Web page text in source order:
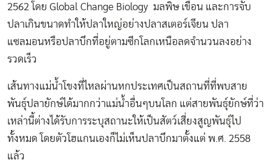
2562 โดย Global Change Biology มลพิษ เขื่อน และการจับ
ปลาเกินขนาดทำให้ปลาใหญ่อย่างปลาสเตอร์เจียน ปลา
แซลมอนหรือปลาบึกที่อยู่ตามซีกโลกเหนือลดจำนวนลงอย่าง
รวดเร็ว
เส้นทางแม่น้ำโขงที่ไหลผ่านหกประเทศเป็นสถานที่ที่พบสาย
พันธุ์ปลายักษ์ได้มากกว่าแม่น้ำอื่นๆบนโลก แต่สายพันธุ์ยักษ์ที่ว่า
เหล่านี้ต่างได้รับการระบุสถานะให้เป็นสัตว์เสี่ยงสูญพันธุ์ไป
ทั้งหมด โดยตัวโฮแกนเองก็ไม่เห็นปลาบึกมาตั้งแต่ พ.ศ. 2558
แล้ว